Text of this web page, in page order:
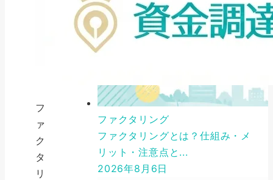
フ
ァ
ク
タ
リ
ファクタリング
ファクタリングとは？仕組み・メ
リット・注意点と...
2026年8月6日